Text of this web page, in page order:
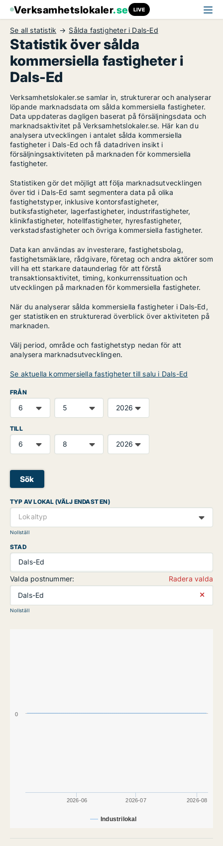
Verksamhetslokaler.se LIVE
Se all statistik Sålda fastigheter i Dals-Ed
Statistik över sålda
kommersiella fastigheter i
Dals-Ed
Verksamhetslokaler.se samlar in, strukturerar och analyserar
löpande marknadsdata om sålda kommersiella fastigheter.
Data uppdateras dagligen baserat på försäljningsdata och
marknadsaktivitet på Verksamhetslokaler.se. Här kan du
analysera utvecklingen i antalet sålda kommersiella
fastigheter i Dals-Ed och få datadriven insikt i
försäljningsaktiviteten på marknaden för kommersiella
fastigheter.
Statistiken gör det möjligt att följa marknadsutvecklingen
över tid i Dals-Ed samt segmentera data på olika
fastighetstyper, inklusive kontorsfastigheter,
butiksfastigheter, lagerfastigheter, industrifastigheter,
klinikfastigheter, hotellfastigheter, hyresfastigheter,
verkstadsfastigheter och övriga kommersiella fastigheter.
Data kan användas av investerare, fastighetsbolag,
fastighetsmäklare, rådgivare, företag och andra aktörer som
vill ha ett starkare dataunderlag för att förstå
transaktionsaktivitet, timing, konkurrenssituation och
utvecklingen på marknaden för kommersiella fastigheter.
När du analyserar sålda kommersiella fastigheter i Dals-Ed,
ger statistiken en strukturerad överblick över aktiviteten på
marknaden.
Välj period, område och fastighetstyp nedan för att
analysera marknadsutvecklingen.
Se aktuella kommersiella fastigheter till salu i Dals-Ed
FRÅN
TILL
Sök
TYP AV LOKAL (VÄLJ ENDAST EN)
Lokaltyp
Nollställ
STAD
Dals-Ed
Valda postnummer:
Radera valda
Dals-Ed
⨯
Nollställ
Industrilokal
2026-06 2026-07 2026-08
0